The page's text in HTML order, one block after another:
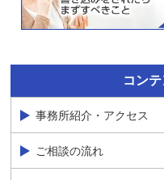
コン
事務所紹介・アクセス
ご相談の流れ